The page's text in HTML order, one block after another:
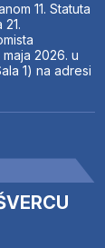
11. Statuta
2026. u
1) na adresi